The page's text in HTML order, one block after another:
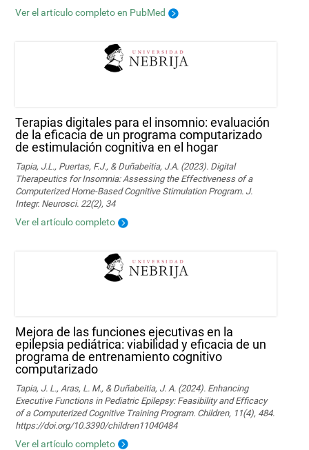
Ver el artículo completo en PubMed
Terapias digitales para el insomnio: evaluación
de la eficacia de un programa computarizado
de estimulación cognitiva en el hogar
Tapia, J.L., Puertas, F.J., & Duñabeitia, J.A. (2023). Digital
Therapeutics for Insomnia: Assessing the Effectiveness of a
Computerized Home-Based Cognitive Stimulation Program. J.
Integr. Neurosci. 22(2), 34
Ver el artículo completo
Mejora de las funciones ejecutivas en la
epilepsia pediátrica: viabilidad y eficacia de un
programa de entrenamiento cognitivo
computarizado
Tapia, J. L., Aras, L. M., & Duñabeitia, J. A. (2024). Enhancing
Executive Functions in Pediatric Epilepsy: Feasibility and Efficacy
of a Computerized Cognitive Training Program. Children, 11(4), 484.
https://doi.org/10.3390/children11040484
Ver el artículo completo